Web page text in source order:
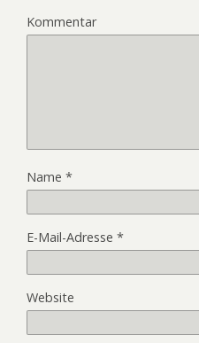
Kommentar
Name *
E-Mail-Adresse *
Website